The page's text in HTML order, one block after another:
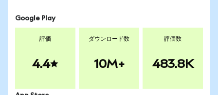
Google Play
評価
4.4
ダウンロード数
10M+
評価数
483.8K